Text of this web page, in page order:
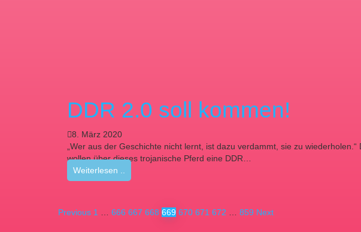
DDR 2.0 soll kommen!
8. März 2020
„Wer aus der Geschichte nicht lernt, ist dazu verdammt, sie zu
wollen über dieses trojanische Pferd eine DDR…
Weiterlesen ..
Previous 1 666 667 668 669 670 671 672 859 Next